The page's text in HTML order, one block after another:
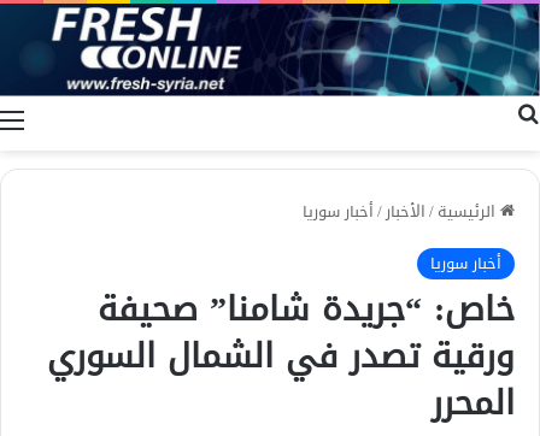
الرئيسية/الأخبار/أخبار سوريا
أخبار سوريا
خاص: “جريدة شامنا” صحيفة
ورقية تصدر في الشمال السوري
المحرر